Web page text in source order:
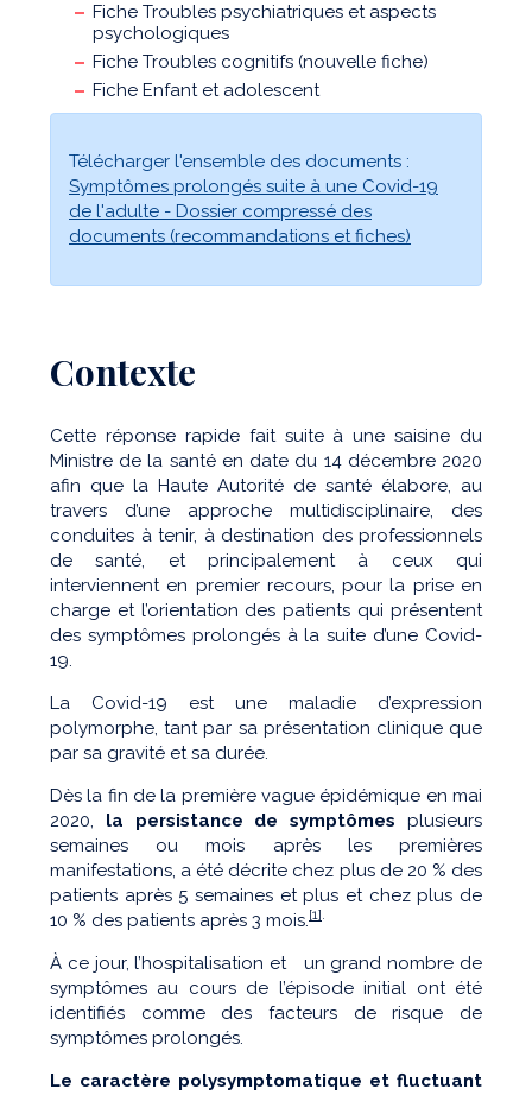
Fiche Troubles psychiatriques et aspects
psychologiques
Fiche Troubles cognitifs (nouvelle fiche)
Fiche Enfant et adolescent
Télécharger l'ensemble des documents :
Symptômes prolongés suite à une Covid-19
de l'adulte - Dossier compressé des
documents (recommandations et fiches)
Contexte
Cette réponse rapide fait suite à une saisine du
Ministre de la santé en date du 14 décembre 2020
afin que la Haute Autorité de santé élabore, au
travers d’une approche multidisciplinaire, des
conduites à tenir, à destination des professionnels
de santé, et principalement à ceux qui
interviennent en premier recours, pour la prise en
charge et l’orientation des patients qui présentent
des symptômes prolongés à la suite d’une Covid-
19.
La Covid-19 est une maladie d’expression
polymorphe, tant par sa présentation clinique que
par sa gravité et sa durée.
Dès la fin de la première vague épidémique en mai
2020, la persistance de symptômes plusieurs
semaines ou mois après les premières
manifestations, a été décrite chez plus de 20 % des
patients après 5 semaines et plus et chez plus de
10 % des patients après 3 mois.[1].
À ce jour, l’hospitalisation et un grand nombre de
symptômes au cours de l’épisode initial ont été
identifiés comme des facteurs de risque de
symptômes prolongés.
Le caractère polysymptomatique et fluctuant